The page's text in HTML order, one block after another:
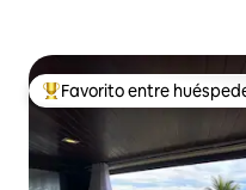
De los mejores en
Favorito entre